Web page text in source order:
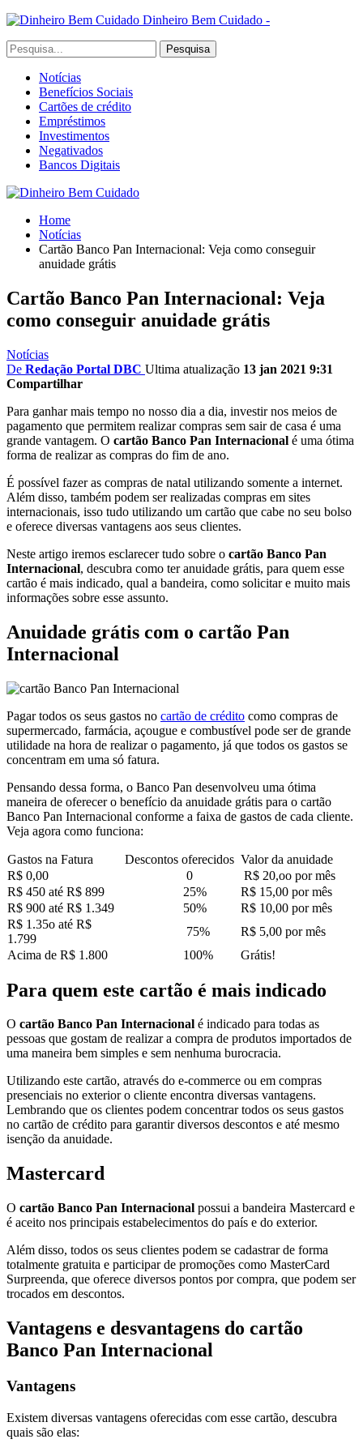
Dinheiro Bem Cuidado -
Notícias
Benefícios Sociais
Cartões de crédito
Empréstimos
Investimentos
Negativados
Bancos Digitais
Home
Notícias
Cartão Banco Pan Internacional: Veja como conseguir
anuidade grátis
Cartão Banco Pan Internacional: Veja
como conseguir anuidade grátis
Notícias
De Redação Portal DBC Ultima atualização 13 jan 2021 9:31
Compartilhar
Para ganhar mais tempo no nosso dia a dia, investir nos meios de
pagamento que permitem realizar compras sem sair de casa é uma
grande vantagem. O cartão Banco Pan Internacional é uma ótima
forma de realizar as compras do fim de ano.
É possível fazer as compras de natal utilizando somente a internet.
Além disso, também podem ser realizadas compras em sites
internacionais, isso tudo utilizando um cartão que cabe no seu bolso
e oferece diversas vantagens aos seus clientes.
Neste artigo iremos esclarecer tudo sobre o cartão Banco Pan
Internacional, descubra como ter anuidade grátis, para quem esse
cartão é mais indicado, qual a bandeira, como solicitar e muito mais
informações sobre esse assunto.
Anuidade grátis com o cartão Pan
Internacional
Pagar todos os seus gastos no cartão de crédito como compras de
supermercado, farmácia, açougue e combustível pode ser de grande
utilidade na hora de realizar o pagamento, já que todos os gastos se
concentram em uma só fatura.
Pensando dessa forma, o Banco Pan desenvolveu uma ótima
maneira de oferecer o benefício da anuidade grátis para o cartão
Banco Pan Internacional conforme a faixa de gastos de cada cliente.
Veja agora como funciona:
Gastos na Fatura Descontos oferecidos Valor da anuidade
R$ 0,00
0
R$ 20,oo por mês
R$ 450 até R$ 899
25%
R$ 15,00 por mês
R$ 900 até R$ 1.349
50%
R$ 10,00 por mês
R$ 1.35o até R$
1.799
75%
R$ 5,00 por mês
Acima de R$ 1.800
100% Grátis!
Para quem este cartão é mais indicado
O cartão Banco Pan Internacional é indicado para todas as
pessoas que gostam de realizar a compra de produtos importados de
uma maneira bem simples e sem nenhuma burocracia.
Utilizando este cartão, através do e-commerce ou em compras
presenciais no exterior o cliente encontra diversas vantagens.
Lembrando que os clientes podem concentrar todos os seus gastos
no cartão de crédito para garantir diversos descontos e até mesmo
isenção da anuidade.
Mastercard
O cartão Banco Pan Internacional possui a bandeira Mastercard e
é aceito nos principais estabelecimentos do país e do exterior.
Além disso, todos os seus clientes podem se cadastrar de forma
totalmente gratuita e participar de promoções como MasterCard
Surpreenda, que oferece diversos pontos por compra, que podem ser
trocados em descontos.
Vantagens e desvantagens do cartão
Banco Pan Internacional
Vantagens
Existem diversas vantagens oferecidas com esse cartão, descubra
quais são elas: